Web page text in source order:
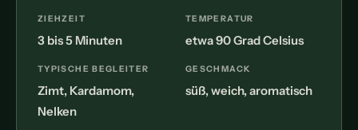
ZIEHZEIT
3 bis 5 Minuten
TEMPERATUR
etwa 90 Grad Celsius
TYPISCHE BEGLEITER
Zimt, Kardamom,
Nelken
GESCHMACK
süß, weich, aromatisch